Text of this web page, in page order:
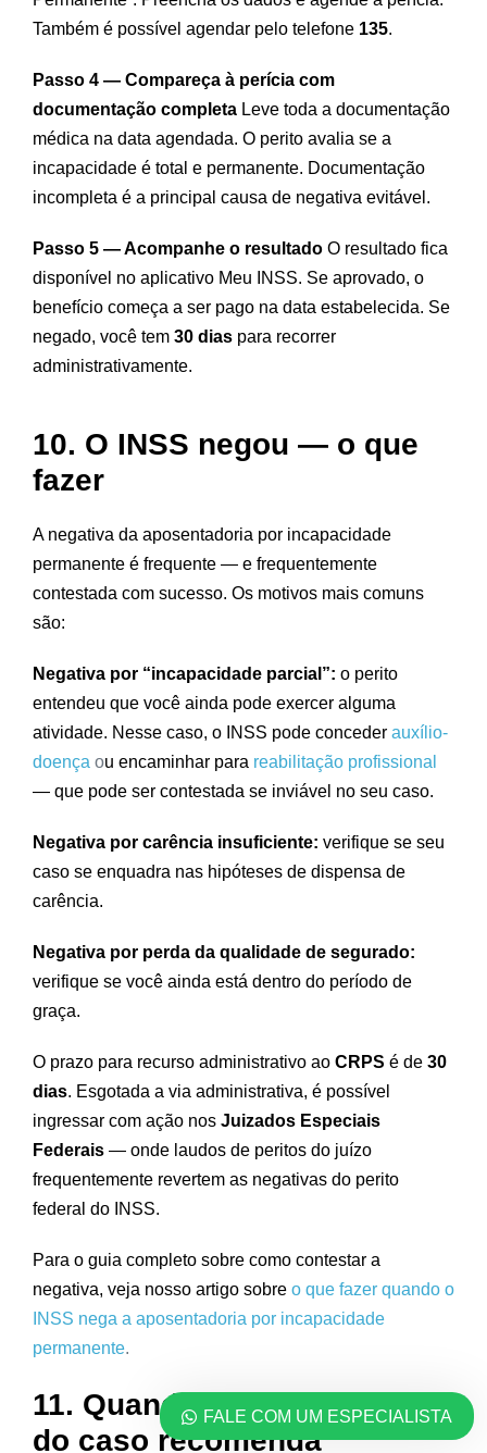
Também é possível agendar pelo telefone 135.
Passo 4 — Compareça à perícia com
documentação completa Leve toda a documentação
médica na data agendada. O perito avalia se a
incapacidade é total e permanente. Documentação
incompleta é a principal causa de negativa evitável.
Passo 5 — Acompanhe o resultado O resultado fica
disponível no aplicativo Meu INSS. Se aprovado, o
benefício começa a ser pago na data estabelecida. Se
negado, você tem 30 dias para recorrer
administrativamente.
10. O INSS negou — o que
fazer
A negativa da aposentadoria por incapacidade
permanente é frequente — e frequentemente
contestada com sucesso. Os motivos mais comuns
são:
Negativa por “incapacidade parcial”: o perito
entendeu que você ainda pode exercer alguma
atividade. Nesse caso, o INSS pode conceder auxílio-
doença ou encaminhar para reabilitação profissional
— que pode ser contestada se inviável no seu caso.
Negativa por carência insuficiente: verifique se seu
caso se enquadra nas hipóteses de dispensa de
carência.
Negativa por perda da qualidade de segurado:
verifique se você ainda está dentro do período de
graça.
O prazo para recurso administrativo ao CRPS é de 30
dias. Esgotada a via administrativa, é possível
ingressar com ação nos Juizados Especiais
Federais — onde laudos de peritos do juízo
frequentemente revertem as negativas do perito
federal do INSS.
Para o guia completo sobre como contestar a
negativa, veja nosso artigo sobre o que fazer quando o
INSS nega a aposentadoria por incapacidade
permanente.
11. Quando a complexidade
do caso recomenda
FALE COM UM ESPECIALISTA